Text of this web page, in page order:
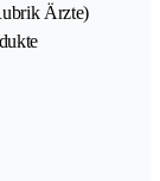
Ärzte)